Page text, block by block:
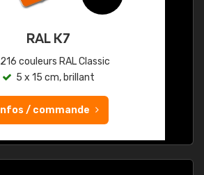
RAL K7
216 couleurs RAL Classic
5 x 15 cm, brillant
Infos / commande